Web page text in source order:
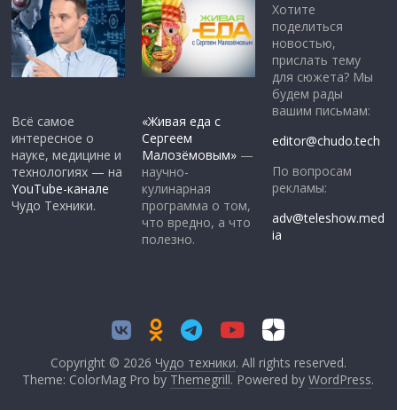
Всё самое
интересное о
науке, медицине и
технологиях — на
YouTube-канале
Чудо Техники.
«Живая еда с
Сергеем
Малозёмовым» —
научно-
кулинарная
программа о том,
что вредно, а что
полезно.
Хотите
поделиться
новостью,
прислать тему
для сюжета? Мы
будем рады
вашим письмам:
editor@chudo.tech
По вопросам
рекламы:
adv@teleshow.med
ia
Copyright © 2026 Чудо техники. All rights reserved.
Theme: ColorMag Pro by Themegrill. Powered byWordPress.